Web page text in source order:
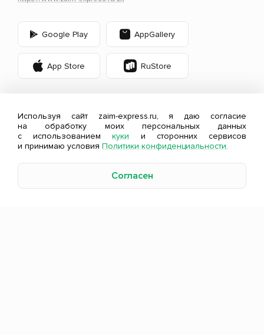
Google Play AppGallery
App Store RuStore
Используя сайт zaim-express.ru, я даю согласие
на обработку моих персональных данных
с использованиемкуки и сторонних сервисов
и принимаю условия Политики конфиденциальности.
Согласен